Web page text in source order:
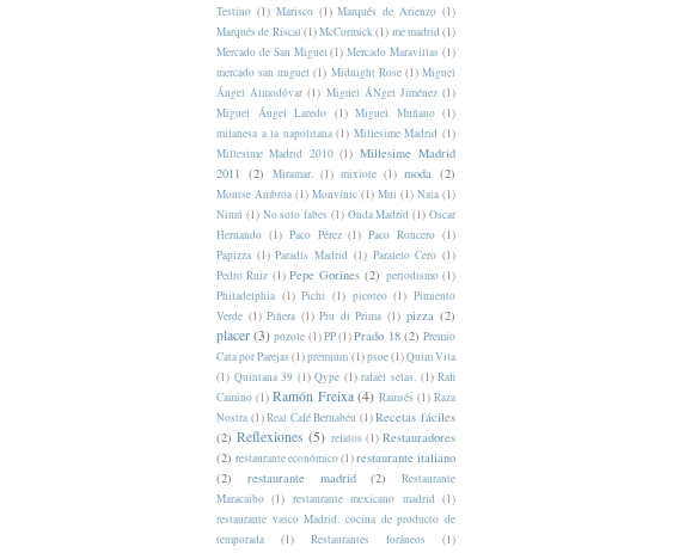
Testino (1) Marisco (1) Marqués de Arienzo (1)
Marqués de Riscal (1)McCormick (1) me madrid (1)
Mercado de San Miguel (1) Mercado Maravillas (1)
mercado san miguel (1) Midnight Rose (1) Miguel
Ángel Almodóvar (1) Miguel ÁNgel Jiménez (1)
Miguel Ángel Laredo (1) Miguel Muñano (1)
milanesa a la napolitana (1) Millesime Madrid (1)
Millesime Madrid 2010 (1) Millesime Madrid
2011
(2) Miramar. (1) mixiote (1) moda (2)
Montse Ambroa (1) Monvínic (1) Mui (1) Naia (1)
Nimú (1) No solo fabes (1) Onda Madrid (1) Oscar
Hernando (1) Paco Pérez (1) Paco Roncero (1)
Papizza (1) Paradís Madrid (1) Paralelo Cero (1)
Pedro Ruiz (1) Pepe Gorines (2) periodismo (1)
Philadelphia (1) Pichi (1) picoteo (1) Pimiento
Verde (1) Piñera (1) Piu di Prima (1) pizza (2)
placer (3) pozole (1)PP(1)Prado 18 (2) Premio
Cata por Parejas (1)premium (1)psoe(1)Quim Vila
(1) Quintana 39 (1) Qype (1) rafael selas. (1) Rafi
Camino (1) Ramón Freixa (4) Ramsés (1) Raza
Nostra (1)Real Café Bernabéu (1)Recetas fáciles
(2) Reflexiones (5) relatos (1) Restauradores
(2) restaurante económico(1)restaurante italiano
(2)
restaurante madrid (2)
Restaurante
Maracaibo (1) restaurante mexicano madrid (1)
restaurante vasco Madrid. cocina de producto de
temporada
(1) Restaurantes foráneos (1)